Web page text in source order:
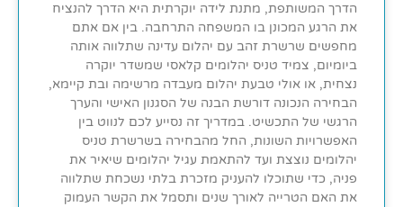
הדרך המשותפת, מתנת לידה יוקרתית היא הדרך להנציח
את הרגע המכונן בו המשפחה התרחבה. בין אם אתם
מחפשים שרשרת זהב עם יהלום עדינה שתלווה אותה
ביומיום, צמיד טניס יהלומים קלאסי שמשדר יוקרה
נצחית, או אולי טבעת יהלום מעבדה מרשימה ובת קיימא,
הבחירה הנכונה דורשת הבנה של הסגנון האישי והערך
הרגשי של התכשיט. במדריך זה נסייע לכם לנווט בין
האפשרויות השונות, החל מהבחירה בשרשרת טניס
יהלומים נוצצת ועד להתאמת עגיל יהלומים שיאיר את
פניה, כדי שתוכלו להעניק מזכרת בלתי נשכחת שתלווה
את האם הטרייה לאורך שנים ותסמל את הקשר העמוק